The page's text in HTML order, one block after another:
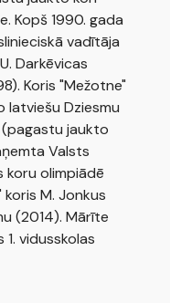
Kopš 1990. gada
vadītāja
Darkēvicas
Koris "Mežotne"
latviešu Dziesmu
jaukto
Valsts
koru olimpiādē
M. Jonkus
(2014). Mārīte
vidusskolas